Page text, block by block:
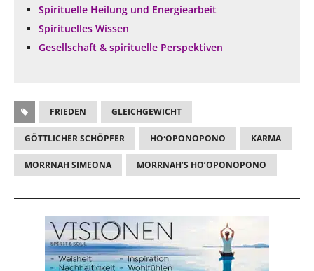
Spirituelle Heilung und Energiearbeit
Spirituelles Wissen
Gesellschaft & spirituelle Perspektiven
FRIEDEN GLEICHGEWICHT
GÖTTLICHER SCHÖPFER HOʻOPONOPONO KARMA
MORRNAH SIMEONA MORRNAH’S HO’OPONOPONO